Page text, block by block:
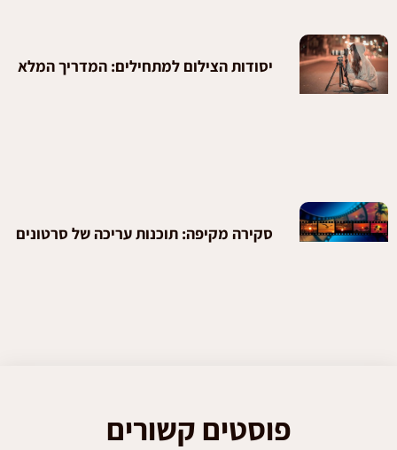
יסודות הצילום למתחילים: המדריך המלא
סקירה מקיפה: תוכנות עריכה של סרטונים
פוסטים קשורים